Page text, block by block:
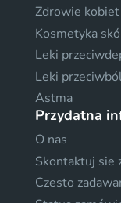
Zdrowie kobiet
Kosmetyka
Leki
Leki
Astma
Przydatna
O nas
Skontaktuj sie
Czesto